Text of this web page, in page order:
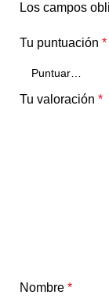
Los campos
Tu puntuación *
Tu valoración *
Nombre *